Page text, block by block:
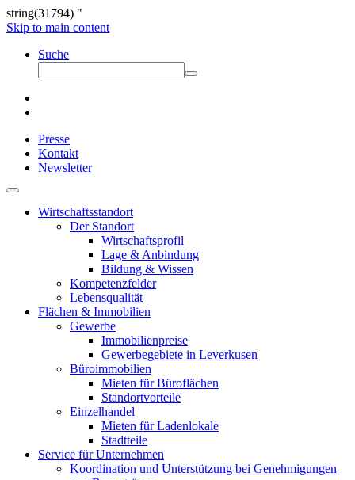
string(31794) "
Skip to main content
Suche
Presse
Kontakt
Newsletter
Wirtschaftsstandort
Der Standort
Wirtschaftsprofil
Lage & Anbindung
Bildung & Wissen
Kompetenzfelder
Lebensqualität
Flächen & Immobilien
Gewerbe
Immobilienpreise
Gewerbegebiete in Leverkusen
Büroimmobilien
Mieten für Büroflächen
Standortvorteile
Einzelhandel
Mieten für Ladenlokale
Stadtteile
Service für Unternehmen
Koordination und Unterstützung bei Genehmigungen